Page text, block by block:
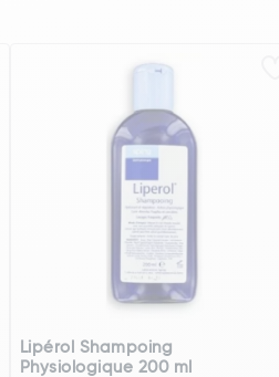
Lipérol Shampoing
Physiologique 200 ml